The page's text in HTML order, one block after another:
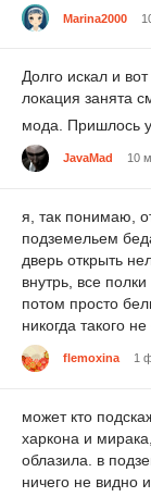
Marina2000
Долго искал и
локация занята
мода. Пришлось
JavaMad 10
я, так понимаю,
подземельем
дверь открыть
внутрь, все
потом просто
никогда такого
flemoxina 1
может кто
харкона и
облазила. в
ничего не видно и